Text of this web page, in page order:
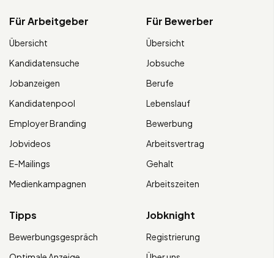
Für Arbeitgeber
Übersicht
Kandidatensuche
Jobanzeigen
Kandidatenpool
Employer Branding
Jobvideos
E-Mailings
Medienkampagnen
Für Bewerber
Übersicht
Jobsuche
Berufe
Lebenslauf
Bewerbung
Arbeitsvertrag
Gehalt
Arbeitszeiten
Tipps
Bewerbungsgespräch
Jobknight
Registrierung